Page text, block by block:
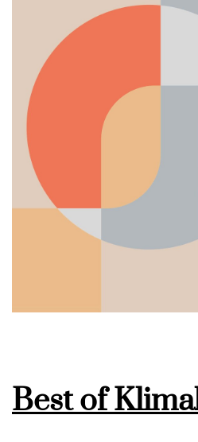
Best of